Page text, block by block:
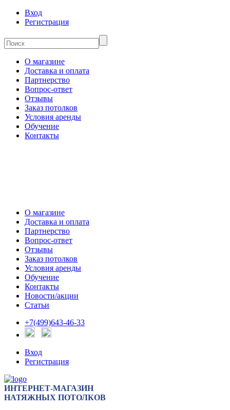
Вход
Регистрация
О магазине
Доставка и оплата
Партнерство
Вопрос-ответ
Отзывы
Заказ потолков
Условия аренды
Обучение
Контакты
О магазине
Доставка и оплата
Партнерство
Вопрос-ответ
Отзывы
Заказ потолков
Условия аренды
Обучение
Контакты
Новости/акции
Статьи
+7(499)643-46-33
Вход
Регистрация
ИНТЕРНЕТ-МАГАЗИН
НАТЯЖНЫХ ПОТОЛКОВ